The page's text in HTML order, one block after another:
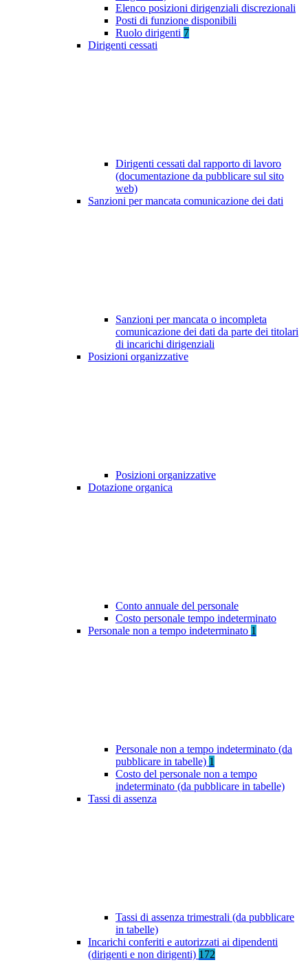
Elenco posizioni dirigenziali discrezionali
Posti di funzione disponibili
Ruolo dirigenti 7
Dirigenti cessati
Dirigenti cessati dal rapporto di lavoro
(documentazione da pubblicare sul sito
web)
Sanzioni per mancata comunicazione dei dati
Sanzioni per mancata o incompleta
comunicazione dei dati da parte dei titolari
di incarichi dirigenziali
Posizioni organizzative
Posizioni organizzative
Dotazione organica
Conto annuale del personale
Costo personale tempo indeterminato
Personale non a tempo indeterminato 1
Personale non a tempo indeterminato (da
pubblicare in tabelle) 1
Costo del personale non a tempo
indeterminato (da pubblicare in tabelle)
Tassi di assenza
Tassi di assenza trimestrali (da pubblicare
in tabelle)
Incarichi conferiti e autorizzati ai dipendenti
(dirigenti e non dirigenti) 172